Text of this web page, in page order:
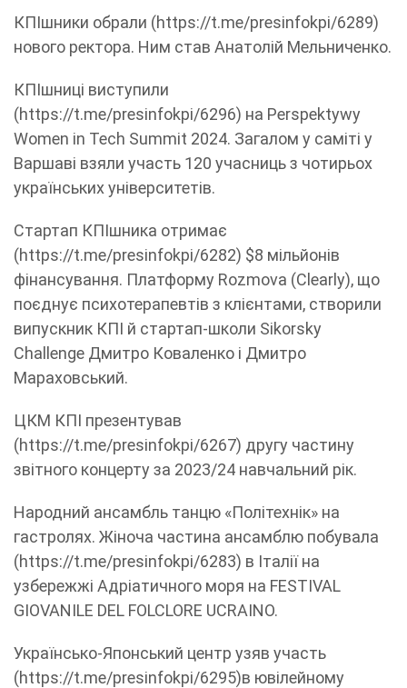
КПІшники обрали (https://t.me/presinfokpi/6289)
нового ректора. Ним став Анатолій Мельниченко.
КПІшниці виступили
(https://t.me/presinfokpi/6296) на Perspektywy
Women in Tech Summit 2024. Загалом у саміті у
Варшаві взяли участь 120 учасниць з чотирьох
українських університетів.
Стартап КПІшника отримає
(https://t.me/presinfokpi/6282) $8 мільйонів
фінансування. Платформу Rozmova (Clearly), що
поєднує психотерапевтів з клієнтами, створили
випускник КПІ й стартап-школи Sikorsky
Challenge Дмитро Коваленко і Дмитро
Мараховський.
ЦКМ КПІ презентував
(https://t.me/presinfokpi/6267) другу частину
звітного концерту за 2023/24 навчальний рік.
Народний ансамбль танцю «Політехнік» на
гастролях. Жіноча частина ансамблю побувала
(https://t.me/presinfokpi/6283) в Італії на
узбережжі Адріатичного моря на FESTIVAL
GIOVANILE DEL FOLCLORE UCRAINO.
Українсько-Японський центр узяв участь
(https://t.me/presinfokpi/6295)в ювілейному